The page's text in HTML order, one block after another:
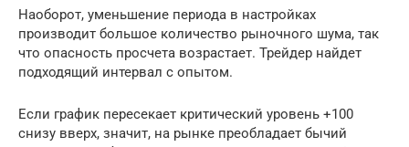
Наоборот, уменьшение периода в настройках
производит большое количество рыночного шума, так
что опасность просчета возрастает. Трейдер найдет
подходящий интервал с опытом.
Если график пересекает критический уровень +100
снизу вверх, значит, на рынке преобладает бычий